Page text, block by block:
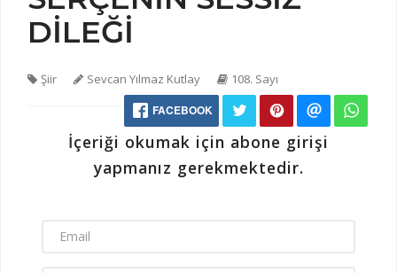
TÜM SAYILAR
DİLEĞİ
Şiir Sevcan Yılmaz Kutlay
108. Sayı
FACEBOOK
İçeriği okumak için abone girişi
yapmanız gerekmektedir.
EMAIL